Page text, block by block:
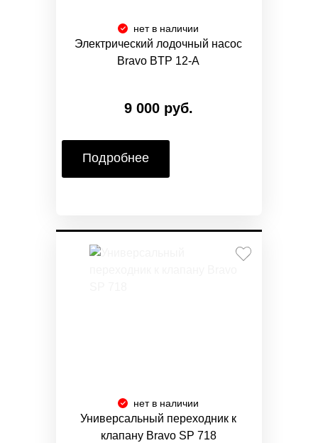
нет в наличии
Электрический лодочный насос
Bravo BTP 12-A
9 000 руб.
Подробнее
нет в наличии
Универсальный переходник к
клапану Bravo SP 718